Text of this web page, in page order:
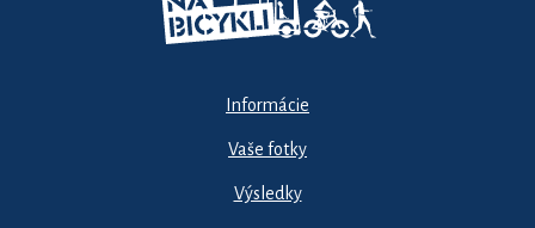
Informácie
Vaše fotky
Výsledky